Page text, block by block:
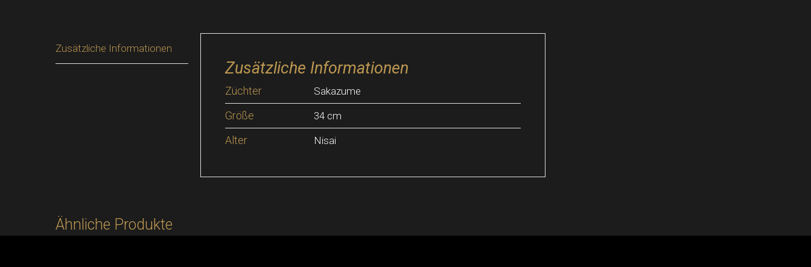
Zusätzliche Informationen
Zusätzliche Informationen
Züchter Sakazume
Größe 34 cm
Alter Nisai
Ähnliche Produkte